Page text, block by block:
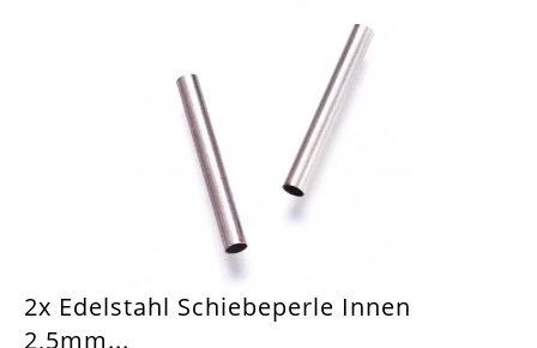
2x Edelstahl Schiebeperle Innen
2,5mm...